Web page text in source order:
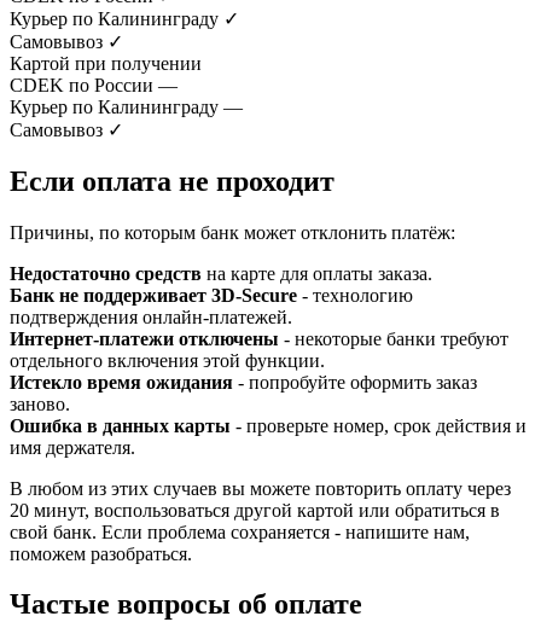
Курьер по Калининграду ✓
Самовывоз ✓
Картой при получении
CDEK по России —
Курьер по Калининграду —
Самовывоз ✓
Если оплата не проходит
Причины, по которым банк может отклонить платёж:
Недостаточно средств на карте для оплаты заказа.
Банк не поддерживает 3D-Secure - технологию
подтверждения онлайн-платежей.
Интернет-платежи отключены - некоторые банки требуют
отдельного включения этой функции.
Истекло время ожидания - попробуйте оформить заказ
заново.
Ошибка в данных карты - проверьте номер, срок действия и
имя держателя.
В любом из этих случаев вы можете повторить оплату через
20 минут, воспользоваться другой картой или обратиться в
свой банк. Если проблема сохраняется - напишите нам,
поможем разобраться.
Частые вопросы об оплате